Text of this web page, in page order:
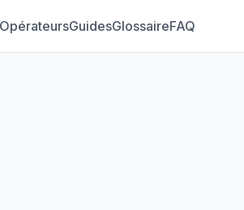
GuidesGlossaireFAQ